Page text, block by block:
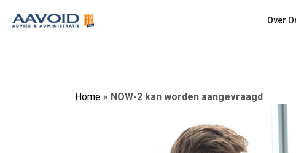
Over
Home » NOW-2 kan worden aangevraagd